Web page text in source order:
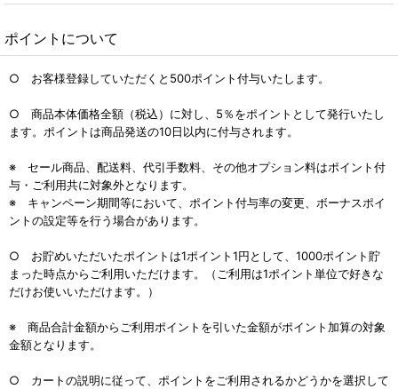
ポイントについて
○ お客様登録していただくと500ポイント付与いたします。
○ 商品本体価格全額（税込）に対し、5％をポイントとして発行いたし
ます。ポイントは商品発送の10日以内に付与されます。
※ セール商品、配送料、代引手数料、その他オプション料はポイント付
与・ご利用共に対象外となります。
※ キャンペーン期間等において、ポイント付与率の変更、ボーナスポイ
ントの設定等を行う場合があります。
○ お貯めいただいたポイントは1ポイント1円として、1000ポイント貯
まった時点からご利用いただけます。（ご利用は1ポイント単位で好きな
だけお使いいただけます。）
※ 商品合計金額からご利用ポイントを引いた金額がポイント加算の対象
金額となります。
○ カートの説明に従って、ポイントをご利用されるかどうかを選択して